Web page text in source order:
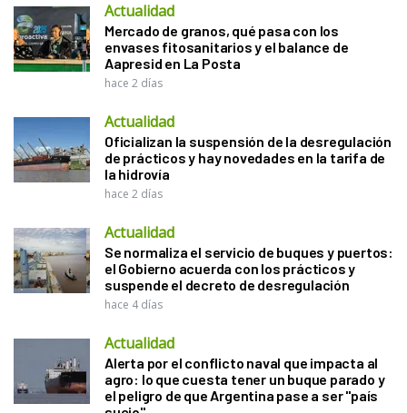
Actualidad
Mercado de granos, qué pasa con los
envases fitosanitarios y el balance de
Aapresid en La Posta
hace 2 días
Actualidad
Oficializan la suspensión de la desregulación
de prácticos y hay novedades en la tarifa de
la hidrovía
hace 2 días
Actualidad
Se normaliza el servicio de buques y puertos:
el Gobierno acuerda con los prácticos y
suspende el decreto de desregulación
hace 4 días
Actualidad
Alerta por el conflicto naval que impacta al
agro: lo que cuesta tener un buque parado y
el peligro de que Argentina pase a ser "país